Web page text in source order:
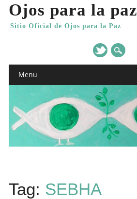
Ojos para la paz
Sitio Oficial de Ojos para la Paz
Main menu
Menu
Tag: SEBHA